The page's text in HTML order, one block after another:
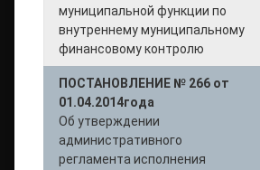
муниципальной функции по
внутреннему муниципальному
финансовому контролю
ПОСТАНОВЛЕНИЕ № 266 от
01.04.2014года
Об утверждении
административного
регламента исполнения